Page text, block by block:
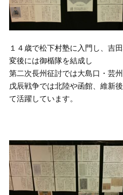
１４歳で松下村塾に入門し、吉
変後には御楯隊を結成し
第二次長州征討では大島口・芸
戊辰戦争では北陸や函館、維新
て活躍しています。